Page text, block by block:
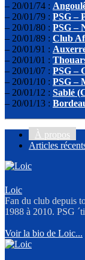
– 20/01/74 :
– 20/01/79 : PSG –
– 20/01/80 : PSG –
– 20/01/89 : Club
– 20/01/91 :
– 20/01/01 :
– 20/01/07 : PSG –
– 20/01/10 : PSG –
– 20/01/12 : Sablé
– 20/01/13 :
À propos
Articles
Loic
Fan du club depuis
1988 à 2010. PSG
Voir la bio de Loic...